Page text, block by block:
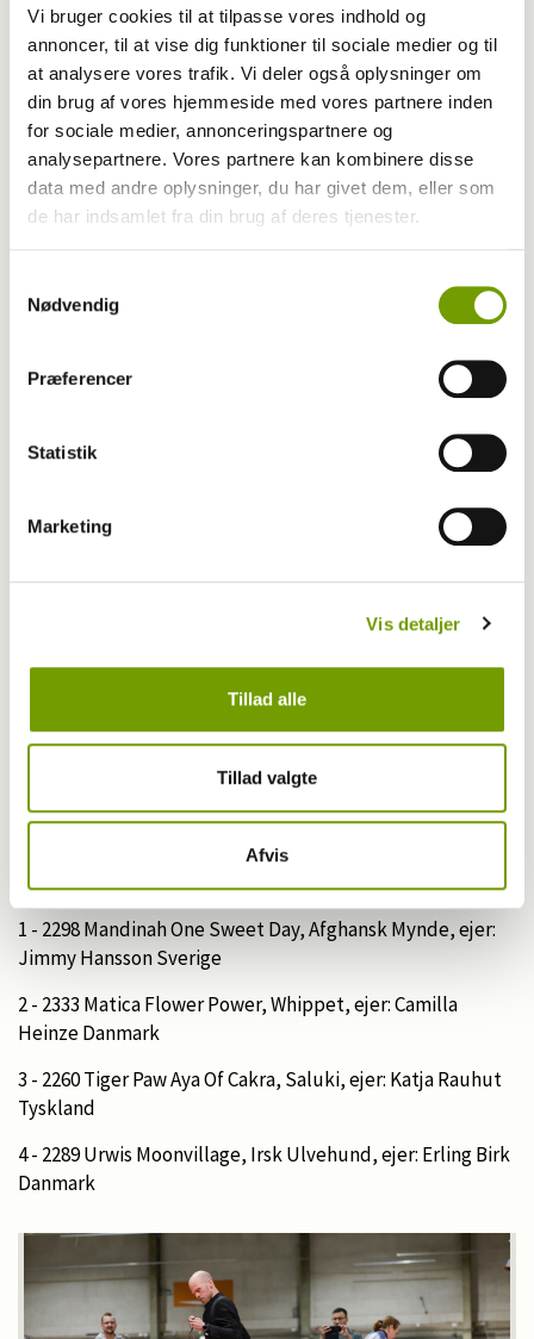
Vi bruger cookies til at tilpasse vores indhold og
annoncer, til at vise dig funktioner til sociale medier og til
at analysere vores trafik. Vi deler også oplysninger om
din brug af vores hjemmeside med vores partnere inden
for sociale medier, annonceringspartnere og
analysepartnere. Vores partnere kan kombinere disse
data med andre oplysninger, du har givet dem, eller som
de har indsamlet fra din brug af deres tjenester.
Nødvendig
Præferencer
Statistik
Marketing
Vis detaljer
Tillad alle
Tillad valgte
Afvis
Foto: Wiegaarden/Karina Green
Gruppe 9 (Dommer Karl-Erik Johansson)
1 - 0972 Viva Ballerina von Shinbashi, Chinese
Crested/Powder Puff, Ejer ønskes ikke oplyst
3 - 1011 Wanna Be a Hooligan Daydream Believers,
4 - 0907 Zinkitens Viktualia, Cavalier King Charles Spaniel,
Foto: Wiegaarden/Rinnie Ilsøe
Gruppe 10 (Dommer Lotte Jørgensen)
1 - 2298 Mandinah One Sweet Day, Afghansk Mynde, ejer:
Jimmy Hansson Sverige
2 - 2333 Matica Flower Power, Whippet, ejer: Camilla
Heinze Danmark
3 - 2260 Tiger Paw Aya Of Cakra, Saluki, ejer: Katja Rauhut
Tyskland
4 - 2289 Urwis Moonvillage, Irsk Ulvehund, ejer: Erling Birk
Danmark